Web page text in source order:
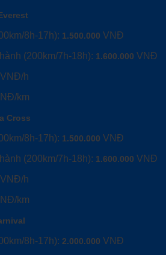
8h-17h): 1.500.000 VNĐ
(200km/7h-18h): 1.600.000 VNĐ
VNĐ/h
km
Cross
8h-17h): 1.500.000 VNĐ
(200km/7h-18h): 1.600.000 VNĐ
VNĐ/h
km
8h-17h): 2.000.000 VNĐ